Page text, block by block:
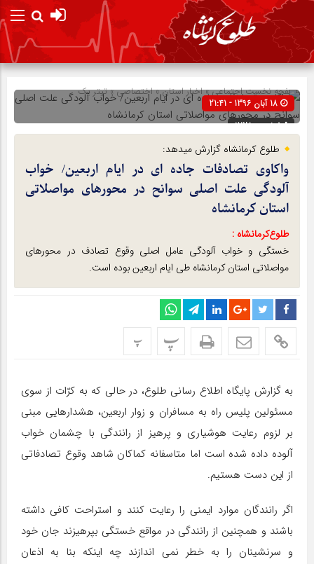
صفحه نخستاجتماعی»اخبار استان»اختصاصی»تیتر یک
شناسه : 1728
طلوع کرمانشاه گزارش میدهد:
واکاوی تصادفات جاده ای در ایام اربعین/ خواب
آلودگی علت اصلی سوانح در محورهای مواصلاتی
استان کرمانشاه
طلوع‌‌کرمانشاه :
خستگی و خواب آلودگی عامل اصلی وقوع تصادف در محورهای
مواصلاتی استان کرمانشاه طی ایام اربعین بوده است.
پ پ
به گزارش پایگاه اطلاع رسانی طلوع، در حالی که به کرّات از سوی
مسئولین پلیس راه به مسافران و زوار اربعین، هشدارهایی مبنی
بر لزوم رعایت هوشیاری و پرهیز از رانندگی با چشمان خواب
آلوده داده شده است اما متاسفانه کماکان شاهد وقوع تصادفاتی
از این دست هستیم.
اگر رانندگان موارد ایمنی را رعایت کنند و استراحت کافی داشته
باشند و همچنین از رانندگی در مواقع خستگی بپرهیزند جان خود
و سرنشینان را به خطر نمی اندازند چه اینکه بنا به اذعان